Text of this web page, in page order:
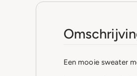
Een mooie sweater